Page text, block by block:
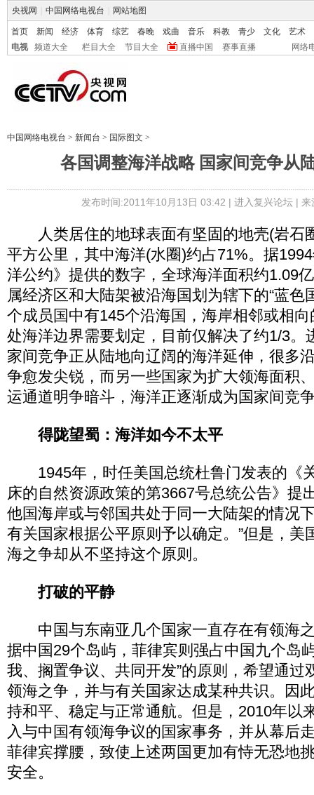
央视网 中国网络电视台 网站地图
首页 新闻 经济 体育 综艺 春晚 戏曲 音乐 科教 青少 文化
艺术
电视
频道大全 栏目大全 节目大全 直播中国 赛事直播 网络
中国网络电视台 > 新闻台 > 国际图文 >
各国调整海洋战略 国家间竞争从
发布时间:2011年10月13日 03:42 | 进入复兴论坛| 来
人类居住的地球表面有坚固的地壳(岩石
平方公里，其中海洋(水圈)约占71%。据
洋公约》提供的数字，全球海洋面积约1.09
属经济区和大陆架被沿海国划为辖下的“蓝色
个成员国中有145个沿海国，海岸相邻或相
处海洋边界需要划定，目前仅解决了约1/3。
家间竞争正从陆地向辽阔的海洋延伸，很多
争愈发尖锐，而另一些国家为扩大领海面积
运通道明争暗斗，海洋正逐渐成为国家间竞
得陇望蜀：海洋如今不太平
1945年，时任美国总统杜鲁门发表的《
床的自然资源政策的第3667号总统公告》提
他国海岸或与邻国共处于同一大陆架的情况
有关国家根据公平原则予以确定。”但是，美
海之争却从不坚持这个原则。
打破的平静
中国与东南亚几个国家一直存在有领海
据中国29个岛屿，菲律宾则强占中国九个岛
我、搁置争议、共同开发”的原则，希望通过
领海之争，并与有关国家达成某种共识。因
持和平、稳定与正常通航。但是，2010年以
入与中国有领海争议的国家事务，并从幕后
菲律宾撑腰，致使上述两国更加有恃无恐地
安全。